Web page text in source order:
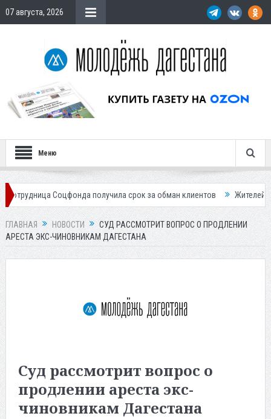
07 августа, 2026
Меню
Соцфонда получила срок за обман клиентов Жителей Дагестана
ГЛАВНАЯ НОВОСТИ
СУД РАССМОТРИТ ВОПРОС О ПРОДЛЕНИИ
АРЕСТА ЭКС-ЧИНОВНИКАМ ДАГЕСТАНА
Суд рассмотрит вопрос о
продлении ареста экс-
чиновникам Дагестана